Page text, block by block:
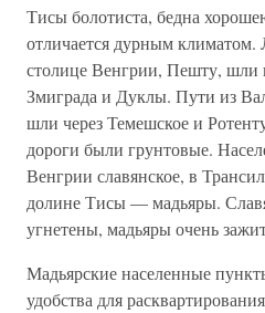
Тисы болотиста, бедна
отличается дурным
столице Венгрии, Пешту, шли
Змиграда и Дуклы. Пути из
шли через Темешское и
дороги были грунтовые.
Венгрии славянское, в
долине Тисы — мадьяры.
угнетены, мадьяры очень
Мадьярские населенные
удобства для